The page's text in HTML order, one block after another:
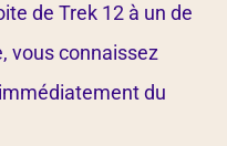
de Trek 12 à un de
vous connaissez
du